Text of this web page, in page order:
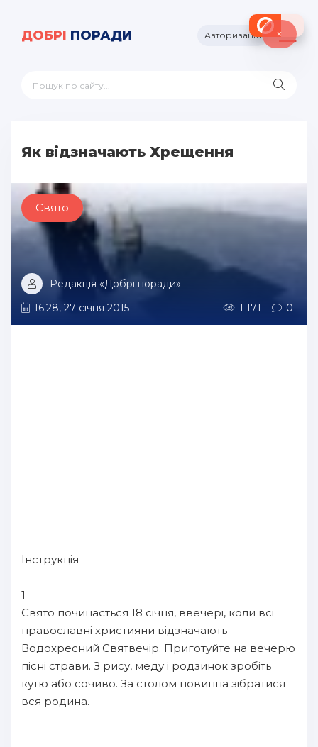
ДОБРІ ПОРАДИ Авторизація
Як відзначають Хрещення
Свято
Редакція «Добрі поради»
16:28, 27 січня 2015
1 171 0
Інструкція
1
Свято починається 18 січня, ввечері, коли всі
православні християни відзначають
Водохресний Святвечір. Приготуйте на вечерю
пісні страви. З рису, меду і родзинок зробіть
кутю або сочиво. За столом повинна зібратися
вся родина.
×